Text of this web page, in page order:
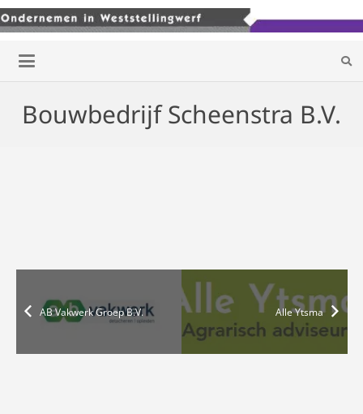
Bouwbedrijf Scheenstra B.V.
AB Vakwerk Groep B.V. Alle Ytsma